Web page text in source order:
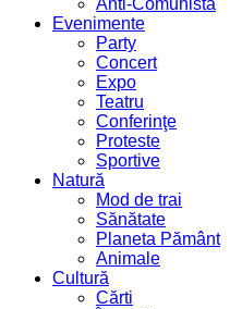
Evenimente
Party
Concert
Expo
Teatru
Conferinţe
Proteste
Sportive
Natură
Mod de trai
Sănătate
Planeta Pământ
Animale
Cultură
Cărti